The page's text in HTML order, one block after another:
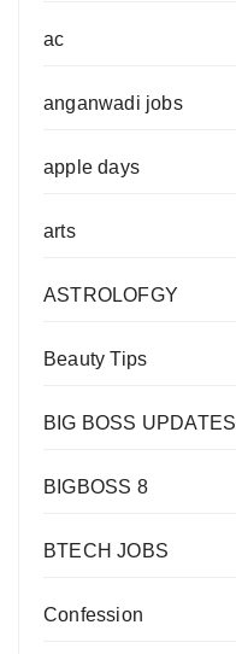
ac
anganwadi jobs
apple days
arts
ASTROLOFGY
Beauty Tips
BIG BOSS UPDATES
BIGBOSS 8
BTECH JOBS
Confession